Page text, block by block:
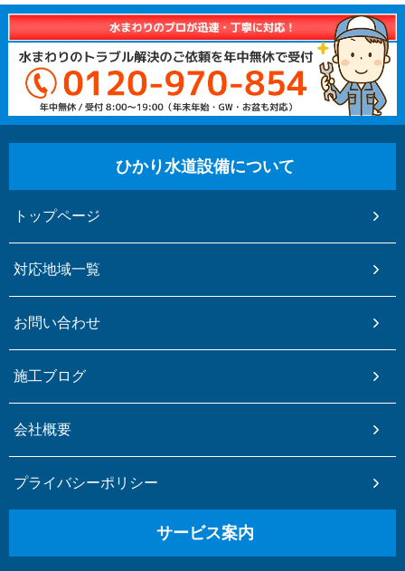
ひかり水道設備について
トップページ
対応地域一覧
お問い合わせ
施工ブログ
会社概要
プライバシーポリシー
サービス案内